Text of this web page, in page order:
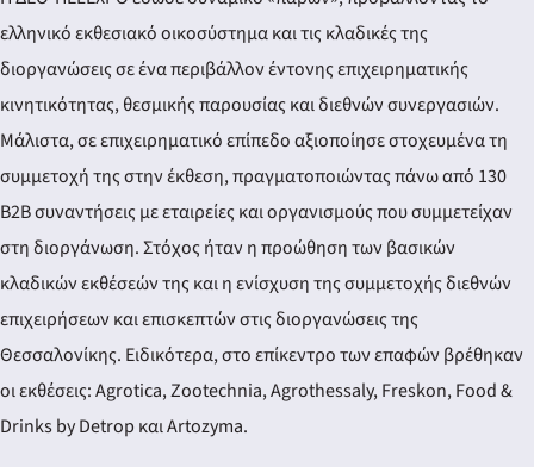
ελληνικό εκθεσιακό οικοσύστημα και τις κλαδικές της
διοργανώσεις σε ένα περιβάλλον έντονης επιχειρηματικής
κινητικότητας, θεσμικής παρουσίας και διεθνών συνεργασιών.
Μάλιστα, σε επιχειρηματικό επίπεδο αξιοποίησε στοχευμένα τη
συμμετοχή της στην έκθεση, πραγματοποιώντας πάνω από 130
B2B συναντήσεις με εταιρείες και οργανισμούς που συμμετείχαν
στη διοργάνωση. Στόχος ήταν η προώθηση των βασικών
κλαδικών εκθέσεών της και η ενίσχυση της συμμετοχής διεθνών
επιχειρήσεων και επισκεπτών στις διοργανώσεις της
Θεσσαλονίκης. Ειδικότερα, στο επίκεντρο των επαφών βρέθηκαν
οι εκθέσεις: Agrotica, Zootechnia, Agrothessaly, Freskon, Food &
Drinks by Detrop και Artozyma.